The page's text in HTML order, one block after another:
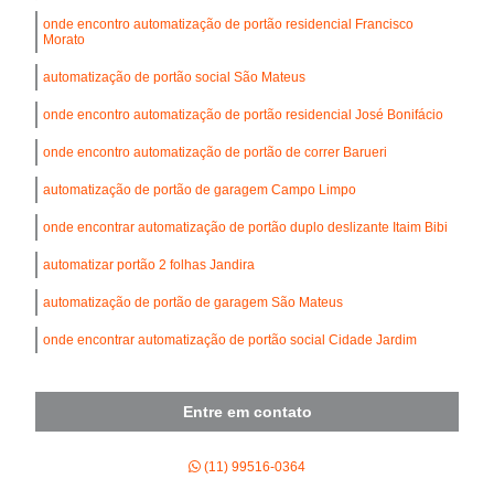
onde encontro automatização de portão residencial Francisco
Morato
automatização de portão social São Mateus
onde encontro automatização de portão residencial José Bonifácio
onde encontro automatização de portão de correr Barueri
automatização de portão de garagem Campo Limpo
onde encontrar automatização de portão duplo deslizante Itaim Bibi
automatizar portão 2 folhas Jandira
automatização de portão de garagem São Mateus
onde encontrar automatização de portão social Cidade Jardim
Entre em contato
(11) 99516-0364